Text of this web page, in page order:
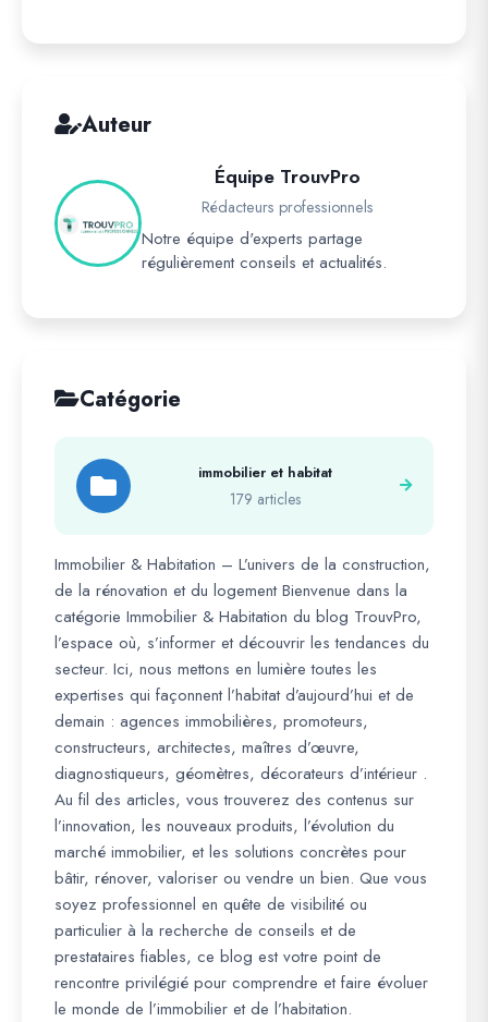
Auteur
Équipe TrouvPro
Rédacteurs professionnels
Notre équipe d'experts partage
régulièrement conseils et actualités.
Catégorie
immobilier et habitat
179 articles
Immobilier & Habitation – L’univers de la construction,
de la rénovation et du logement Bienvenue dans la
catégorie Immobilier & Habitation du blog TrouvPro,
l’espace où, s’informer et découvrir les tendances du
secteur. Ici, nous mettons en lumière toutes les
expertises qui façonnent l’habitat d’aujourd’hui et de
demain : agences immobilières, promoteurs,
constructeurs, architectes, maîtres d’œuvre,
diagnostiqueurs, géomètres, décorateurs d’intérieur .
Au fil des articles, vous trouverez des contenus sur
l’innovation, les nouveaux produits, l’évolution du
marché immobilier, et les solutions concrètes pour
bâtir, rénover, valoriser ou vendre un bien. Que vous
soyez professionnel en quête de visibilité ou
particulier à la recherche de conseils et de
prestataires fiables, ce blog est votre point de
rencontre privilégié pour comprendre et faire évoluer
le monde de l’immobilier et de l’habitation.